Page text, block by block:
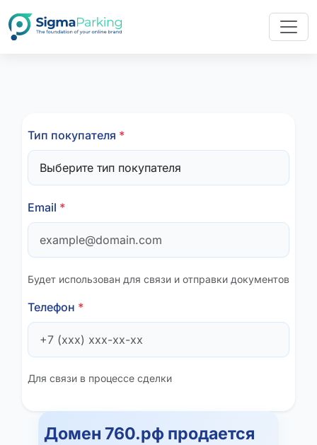
Тип покупателя *
Email *
Будет использован для связи и отправки документов
Телефон *
Для связи в процессе сделки
Домен 760.рф продается